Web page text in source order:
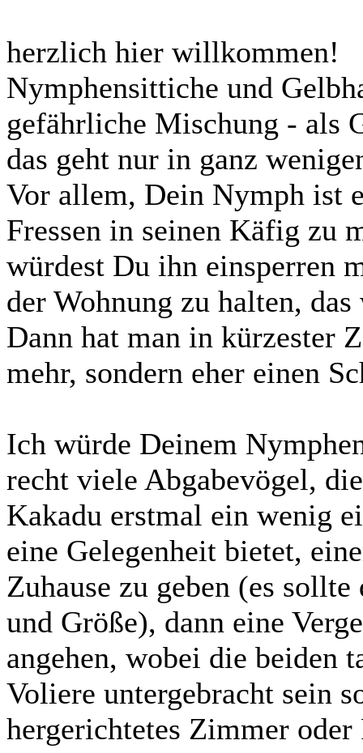
herzlich hier willkommen!
Nymphensittiche und
gefährliche Mischung - als
das geht nur in ganz
Vor allem, Dein Nymph ist
Fressen in seinen Käfig zu
würdest Du ihn einsperren
der Wohnung zu halten,
Dann hat man in kürzester
mehr, sondern eher einen
Ich würde Deinem
recht viele Abgabevögel,
Kakadu erstmal ein wenig
eine Gelegenheit bietet,
Zuhause zu geben (es
und Größe), dann eine
angehen, wobei die beiden
Voliere untergebracht sein
hergerichtetes Zimmer